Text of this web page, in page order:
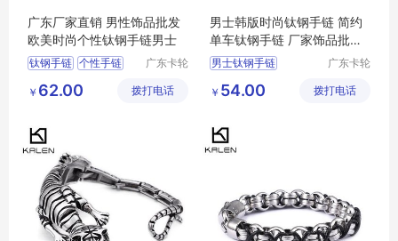
广东厂家直销 男性饰品批发
欧美时尚个性钛钢手链男士
钛钢手链 个性手链
批发钛钢手链
广东卡轮
公司
￥ 62.00 拨打电话
男士韩版时尚钛钢手链 简约
单车钛钢手链 厂家饰品批发
代销
男士钛钢手链
钛钢手链
广东卡轮
公司
￥ 54.00 拨打电话